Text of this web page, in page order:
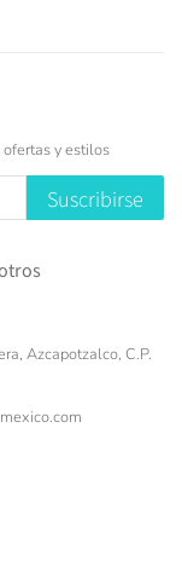
y estilos
Suscribirse
Azcapotzalco, C.P.